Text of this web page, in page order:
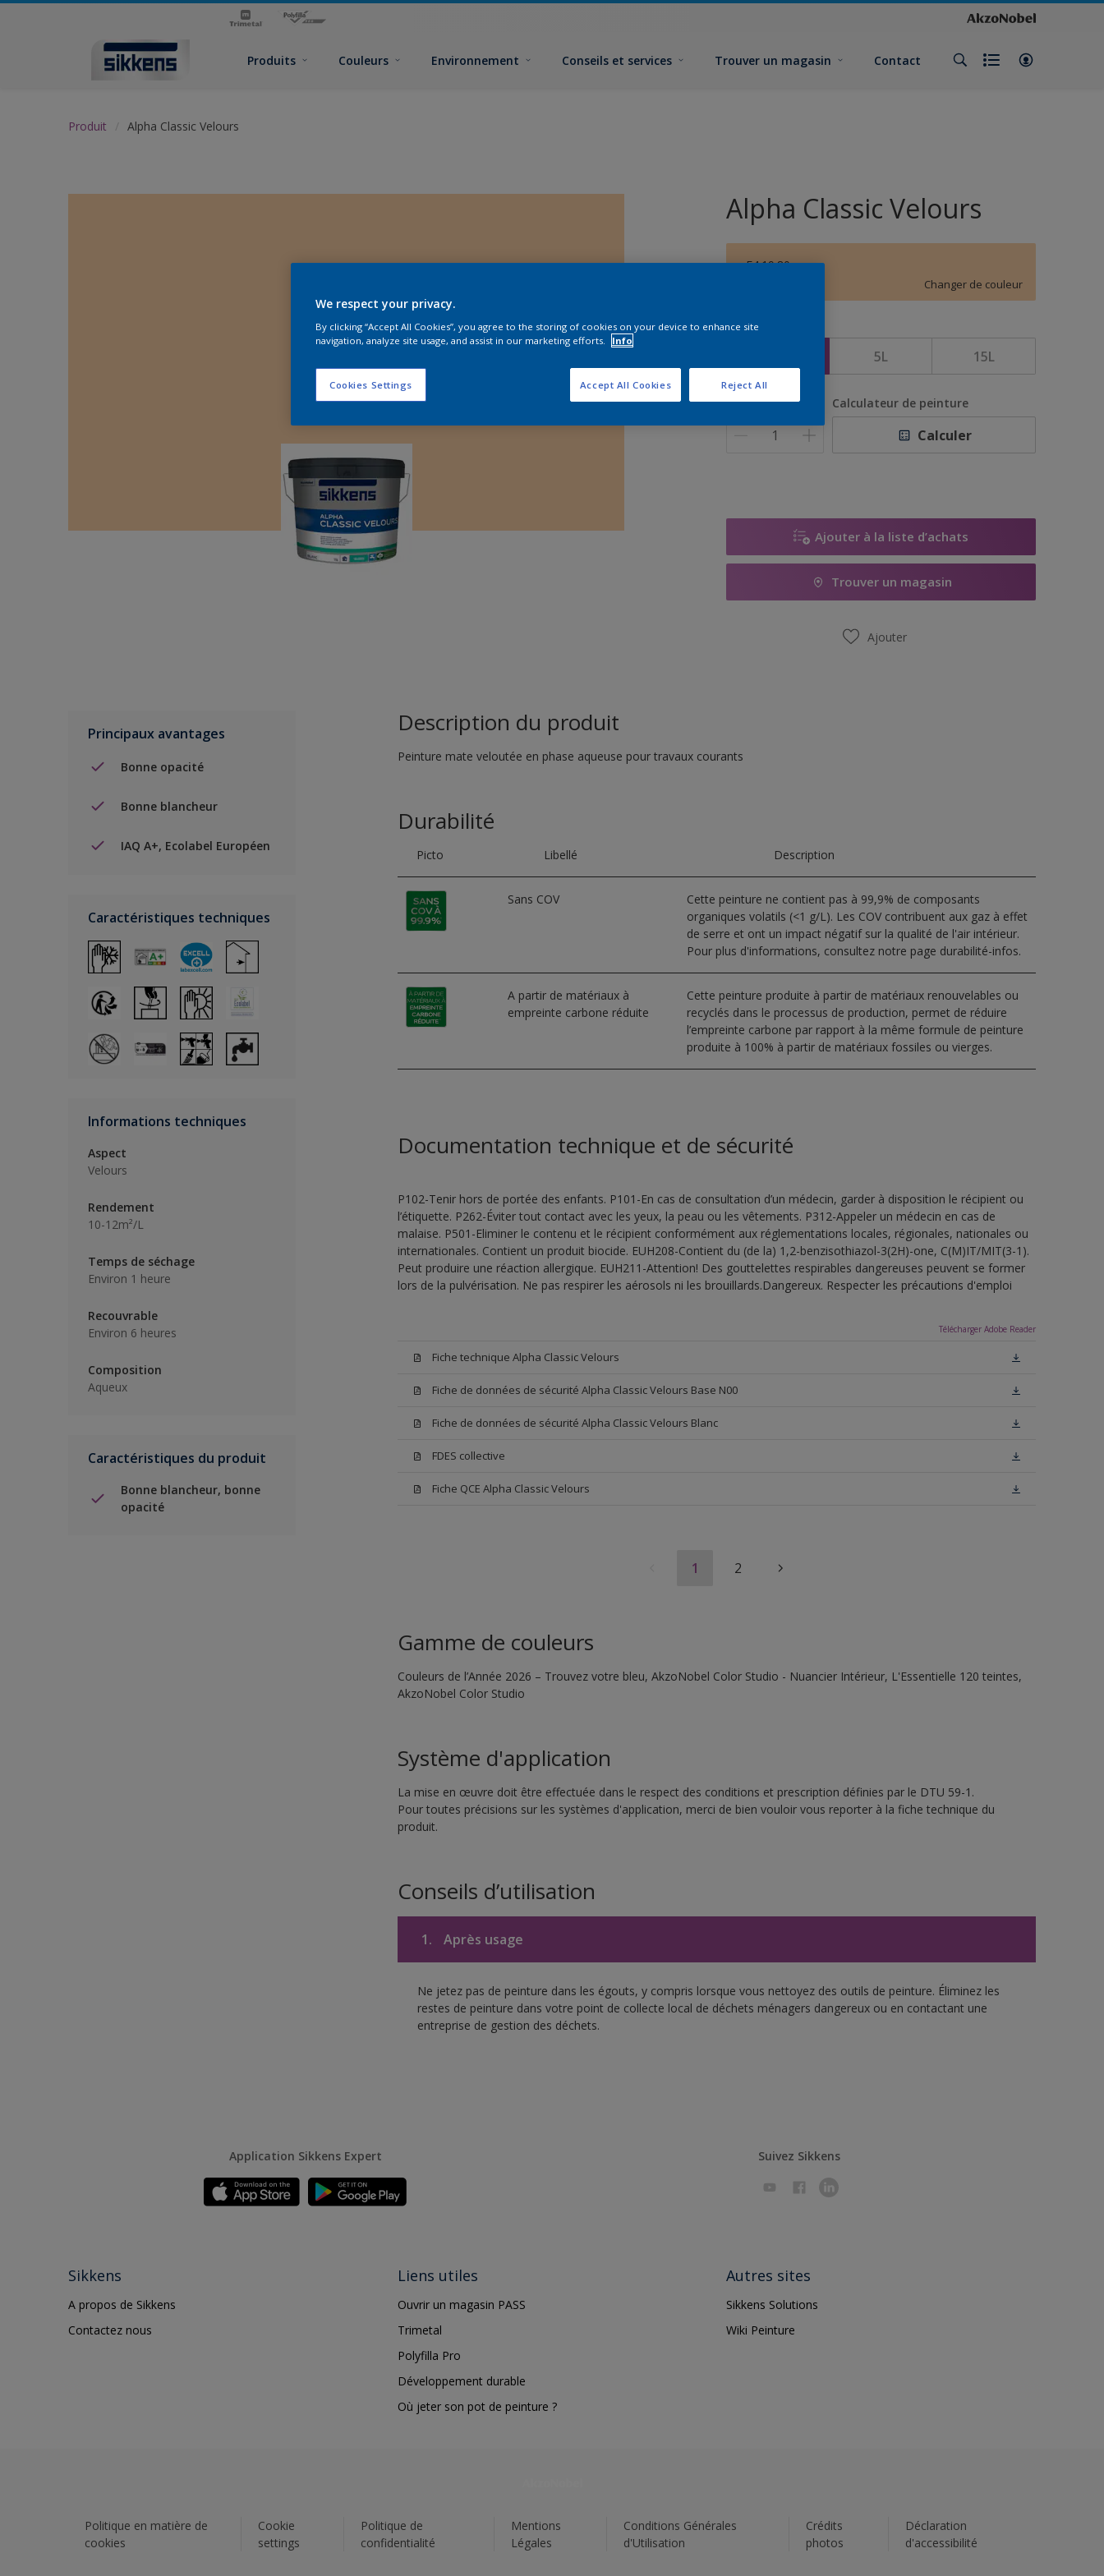
Produits Couleurs Environnement Conseils et services Trouver un magasin Contact
Produit Alpha Classic Velours
Alpha Classic Velours
E4.19.80
Changer de couleur
Format
5L 15L
Quantité Calculateur de peinture
Calculer
Ajouter à la liste d’achats
Trouver un magasin
Ajouter
Principaux avantages
Bonne opacité
Bonne blancheur
IAQ A+, Ecolabel Européen
Caractéristiques techniques
Informations techniques
Aspect
Velours
Rendement
10-12m²/L
Temps de séchage
Environ 1 heure
Recouvrable
Environ 6 heures
Composition
Aqueux
Caractéristiques du produit
Bonne blancheur, bonne
opacité
Description du produit
Peinture mate veloutée en phase aqueuse pour travaux courants
Durabilité
Picto Libellé Description
Sans COV
Cette peinture ne contient pas à 99,9% de composants
organiques volatils (<1 g/L). Les COV contribuent aux gaz à effet
de serre et ont un impact négatif sur la qualité de l'air intérieur.
Pour plus d'informations, consultez notre page durabilité-infos.
A partir de matériaux à
empreinte carbone réduite
Cette peinture produite à partir de matériaux renouvelables ou
recyclés dans le processus de production, permet de réduire
l’empreinte carbone par rapport à la même formule de peinture
produite à 100% à partir de matériaux fossiles ou vierges.
Documentation technique et de sécurité
P102-Tenir hors de portée des enfants. P101-En cas de consultation d’un médecin, garder à disposition le récipient ou
l’étiquette. P262-Éviter tout contact avec les yeux, la peau ou les vêtements. P312-Appeler un médecin en cas de
malaise. P501-Eliminer le contenu et le récipient conformément aux réglementations locales, régionales, nationales ou
internationales. Contient un produit biocide. EUH208-Contient du (de la) 1,2-benzisothiazol-3(2H)-one, C(M)IT/MIT(3-1).
Peut produire une réaction allergique. EUH211-Attention! Des gouttelettes respirables dangereuses peuvent se former
lors de la pulvérisation. Ne pas respirer les aérosols ni les brouillards.Dangereux. Respecter les précautions d'emploi
Télécharger Adobe Reader
Fiche technique Alpha Classic Velours
Fiche de données de sécurité Alpha Classic Velours Base N00
Fiche de données de sécurité Alpha Classic Velours Blanc
FDES collective
Fiche QCE Alpha Classic Velours
1 2
Gamme de couleurs
Couleurs de l’Année 2026 – Trouvez votre bleu, AkzoNobel Color Studio - Nuancier Intérieur, L'Essentielle 120 teintes,
AkzoNobel Color Studio
Système d'application
La mise en œuvre doit être effectuée dans le respect des conditions et prescription définies par le DTU 59-1.
Pour toutes précisions sur les systèmes d'application, merci de bien vouloir vous reporter à la fiche technique du
produit.
Conseils d’utilisation
1. Après usage
Ne jetez pas de peinture dans les égouts, y compris lorsque vous nettoyez des outils de peinture. Éliminez les
restes de peinture dans votre point de collecte local de déchets ménagers dangereux ou en contactant une
entreprise de gestion des déchets.
Application Sikkens Expert Suivez Sikkens
Sikkens
A propos de Sikkens
Contactez nous
Liens utiles
Ouvrir un magasin PASS
Trimetal
Polyfilla Pro
Développement durable
Où jeter son pot de peinture ?
Autres sites
Sikkens Solutions
Wiki Peinture
Politique en matière de
cookies
Cookie
settings
Politique de
confidentialité
Mentions
Légales
Conditions Générales
d'Utilisation
Crédits
photos
Déclaration
d'accessibilité
We respect your privacy.
By clicking “Accept All Cookies”, you agree to the storing of cookies on your device to enhance site
navigation, analyze site usage, and assist in our marketing efforts.
Info
Cookies Settings Reject All
Accept All Cookies